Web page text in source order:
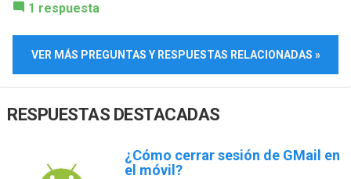
1 respuesta
VER MÁS PREGUNTAS Y RESPUESTAS RELACIONADAS »
RESPUESTAS DESTACADAS
¿Cómo cerrar sesión de GMail en
el móvil?